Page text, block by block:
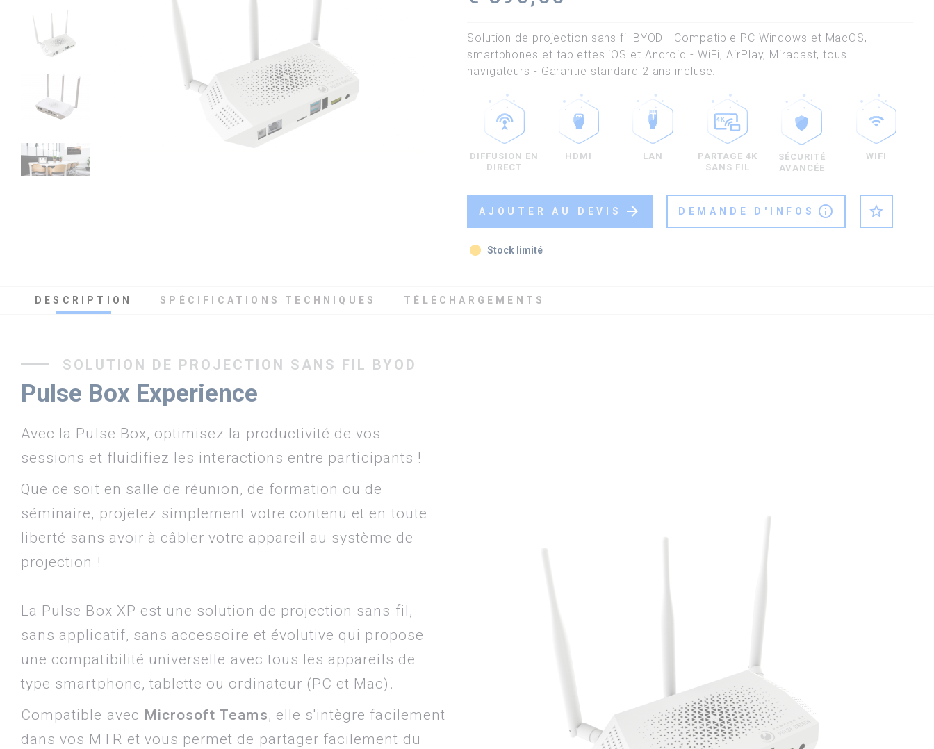
Solution de projection sans fil BYOD - Compatible PC Windows et MacOS,
smartphones et tablettes iOS et Android - WiFi, AirPlay, Miracast, tous
navigateurs - Garantie standard 2 ans incluse.
DIFFUSION EN
DIRECT
HDMI LAN
PARTAGE 4K
SANS FIL
SÉCURITÉ
AVANCÉE
WIFI
AJOUTER AU DEVIS arrow_forward DEMANDE D'INFOS info_outline star_outline
fiber_manual_record Stock limité
DESCRIPTION SPÉCIFICATIONS TECHNIQUES TÉLÉCHARGEMENTS
SOLUTION DE PROJECTION SANS FIL BYOD
Pulse Box Experience
Avec la Pulse Box, optimisez la productivité de vos
sessions et fluidifiez les interactions entre participants !
Que ce soit en salle de réunion, de formation ou de
séminaire, projetez simplement votre contenu et en toute
liberté sans avoir à câbler votre appareil au système de
projection !
La Pulse Box XP est une solution de projection sans fil,
sans applicatif, sans accessoire et évolutive qui propose
une compatibilité universelle avec tous les appareils de
type smartphone, tablette ou ordinateur (PC et Mac).
Compatible avec Microsoft Teams, elle s'intègre facilement
dans vos MTR et vous permet de partager facilement du